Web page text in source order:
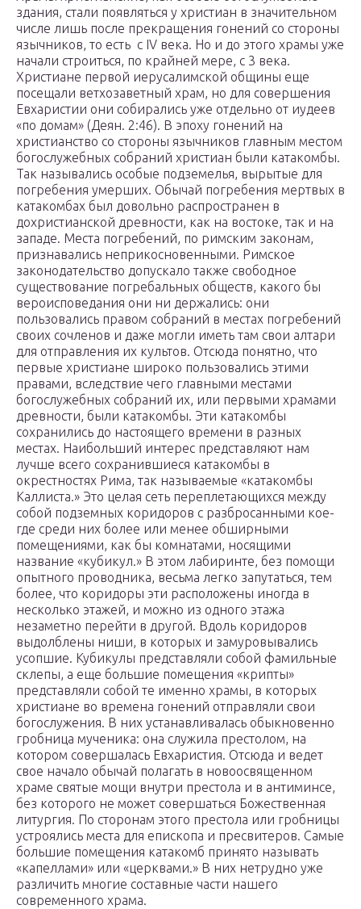
здания, стали появляться у христиан в значительном
числе лишь после прекращения гонений со стороны
язычников, то есть с IV века. Но и до этого храмы уже
начали строиться, по крайней мере, с 3 века.
Христиане первой иерусалимской общины еще
посещали ветхозаветный храм, но для совершения
Евхаристии они собирались уже отдельно от иудеев
«по домам» (Деян. 2:46). В эпоху гонений на
христианство со стороны язычников главным местом
богослужебных собраний христиан были катакомбы.
Так назывались особые подземелья, вырытые для
погребения умерших. Обычай погребения мертвых в
катакомбах был довольно распространен в
дохристианской древности, как на востоке, так и на
западе. Места погребений, по римским законам,
признавались неприкосновенными. Римское
законодательство допускало также свободное
существование погребальных обществ, какого бы
вероисповедания они ни держались: они
пользовались правом собраний в местах погребений
своих сочленов и даже могли иметь там свои алтари
для отправления их культов. Отсюда понятно, что
первые христиане широко пользовались этими
правами, вследствие чего главными местами
богослужебных собраний их, или первыми храмами
древности, были катакомбы. Эти катакомбы
сохранились до настоящего времени в разных
местах. Наибольший интерес представляют нам
лучше всего сохранившиеся катакомбы в
окрестностях Рима, так называемые «катакомбы
Каллиста.» Это целая сеть переплетающихся между
собой подземных коридоров с разбросанными кое-
где среди них более или менее обширными
помещениями, как бы комнатами, носящими
название «кубикул.» В этом лабиринте, без помощи
опытного проводника, весьма легко запутаться, тем
более, что коридоры эти расположены иногда в
несколько этажей, и можно из одного этажа
незаметно перейти в другой. Вдоль коридоров
выдолблены ниши, в которых и замуровывались
усопшие. Кубикулы представляли собой фамильные
склепы, а еще большие помещения «крипты»
представляли собой те именно храмы, в которых
христиане во времена гонений отправляли свои
богослужения. В них устанавливалась обыкновенно
гробница мученика: она служила престолом, на
котором совершалась Евхаристия. Отсюда и ведет
свое начало обычай полагать в новоосвященном
храме святые мощи внутри престола и в антиминсе,
без которого не может совершаться Божественная
литургия. По сторонам этого престола или гробницы
устроялись места для епископа и пресвитеров. Самые
большие помещения катакомб принято называть
«капеллами» или «церквами.» В них нетрудно уже
различить многие составные части нашего
современного храма.